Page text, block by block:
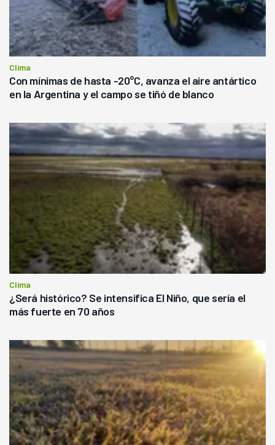
Clima
Con mínimas de hasta -20°C, avanza el aire antártico
en la Argentina y el campo se tiñó de blanco
Clima
¿Será histórico? Se intensifica El Niño, que sería el
más fuerte en 70 años